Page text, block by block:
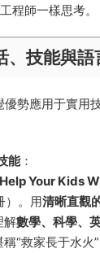
程師一樣思考。
、技能與語
優勢應用于實用
能：
Help Your Kids
）。用清晰直觀
解數學、科學、
“救家長于水火”